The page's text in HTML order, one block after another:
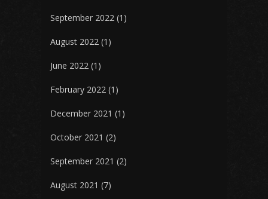
September 2022 (1)
August 2022 (1)
June 2022 (1)
February 2022 (1)
December 2021 (1)
October 2021 (2)
September 2021 (2)
August 2021 (7)